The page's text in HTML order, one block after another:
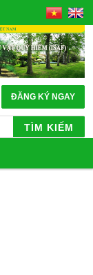
ĐĂNG KÝ NGAY
TÌM KIẾM